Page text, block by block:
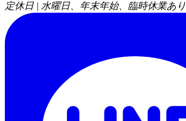
定休日 | 水曜日、年末年始、臨時休業あり